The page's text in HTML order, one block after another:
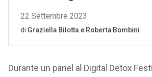
Durante un panel al Digital Detox